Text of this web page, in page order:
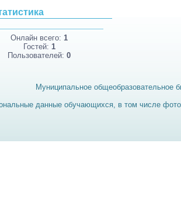
Онлайн всего: 1
Гостей: 1
Пользователей: 0
Муниципальное общеобразовательное
данные обучающихся, в том числе